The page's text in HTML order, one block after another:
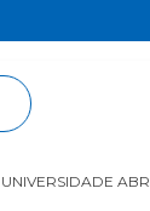
UNIVERSIDADE